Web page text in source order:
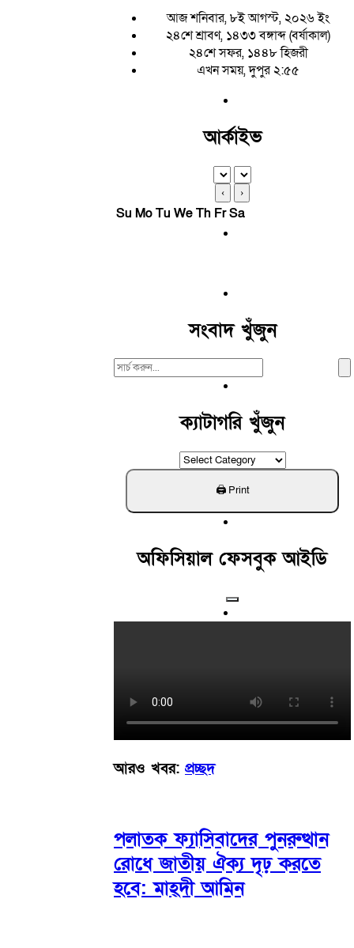
আজ শনিবার, ৮ই আগস্ট, ২০২৬ ইং
২৪শে শ্রাবণ, ১৪৩৩ বঙ্গাব্দ (বর্ষাকাল)
২৪শে সফর, ১৪৪৮ হিজরী
এখন সময়, দুপুর ২:৫৫
আর্কাইভ
‹ ›
Su MoTu WeTh FrSa
সংবাদ খুঁজুন
Search
ক্যাটাগরি খুঁজুন
ক্যাটাগরি
খুঁজুন
অফিসিয়াল ফেসবুক আইডি
আরও খবর: প্রচ্ছদ
পলাতক ফ্যাসিবাদের পুনরুত্থান
রোধে জাতীয় ঐক্য দৃঢ় করতে
হবে: মাহ্দী আমিন